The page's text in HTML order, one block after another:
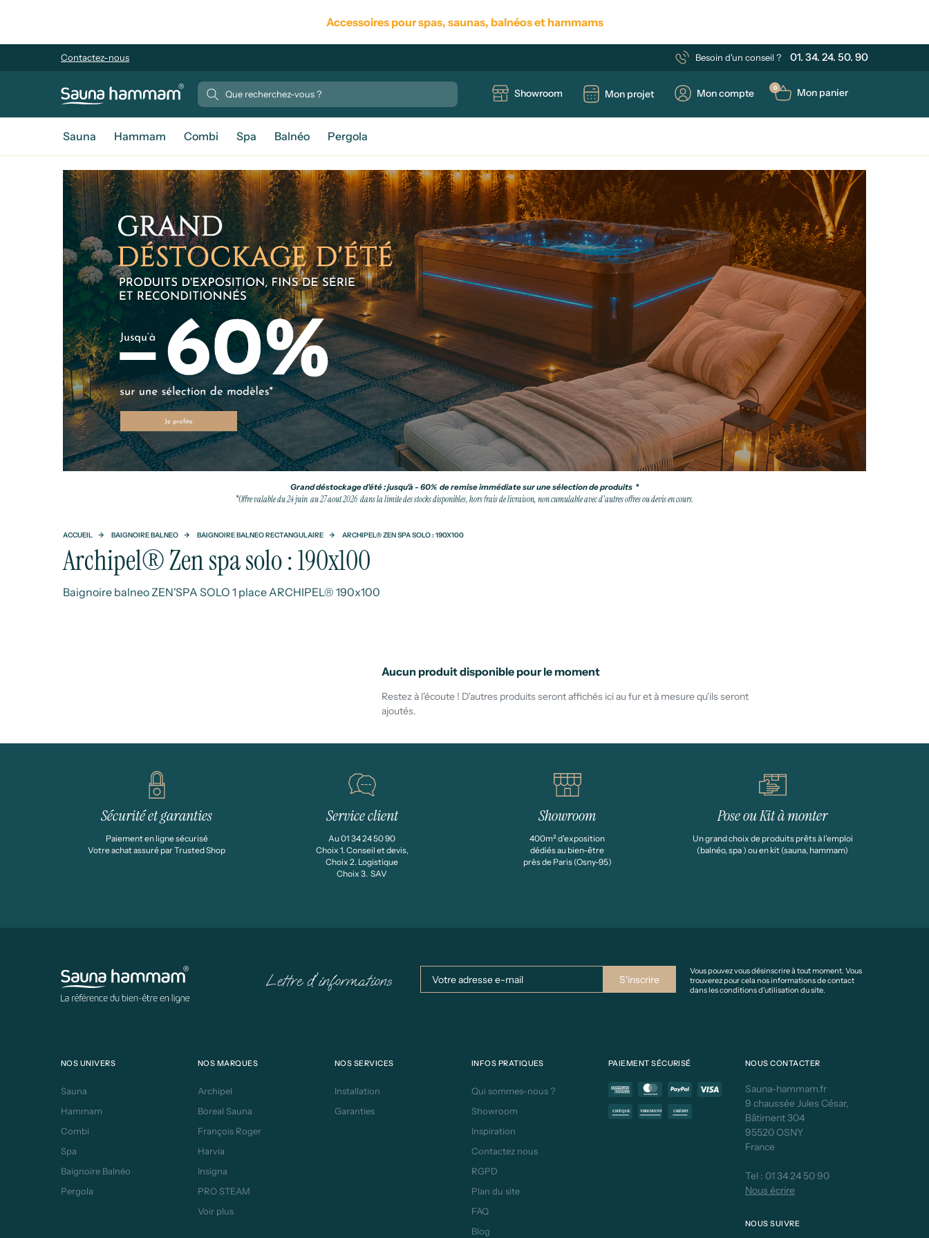
Accessoires pour spas, saunas, balnéos et hammams
Contactez-nous Besoin d'un conseil ? 01. 34. 24. 50. 90
Showroom Mon projet Mon compte Mon panier
0
Sauna Hammam Combi Spa Balnéo Pergola
Grand déstockage d'été : jusqu'à - 60% de remise immédiate sur une sélection de produits *
*Offre valable du 24 juin au 27 aout 2026 dans la limite des stocks disponibles, hors frais de livraison, non cumulable avec d'autres offres ou devis en cours.
ACCUEIL BAIGNOIRE BALNEO BAIGNOIRE BALNEO RECTANGULAIRE ARCHIPEL® ZEN SPA SOLO : 190X100
Archipel® Zen spa solo : 190x100
Baignoire balneo ZEN'SPA SOLO 1 place ARCHIPEL® 190x100
Aucun produit disponible pour le moment
Restez à l'écoute ! D'autres produits seront affichés ici au fur et à mesure qu'ils seront
ajoutés.
Sécurité et garanties
Paiement en ligne sécurisé
Votre achat assuré par Trusted Shop
Service client
Au 01 34 24 50 90
Choix 1. Conseil et devis,
Choix 2. Logistique
Choix 3. SAV
Showroom
400m² d'exposition
dédiés au bien-être
près de Paris (Osny-95)
Pose ou Kit à monter
Un grand choix de produits prêts à l’emploi
(balnéo, spa ) ou en kit (sauna, hammam)
Lettre d'informations
Vous pouvez vous désinscrire à tout moment. Vous
trouverez pour cela nos informations de contact
dans les conditions d'utilisation du site.
NOS UNIVERS
Sauna
Hammam
Combi
Spa
Baignoire Balnéo
Pergola
NOS MARQUES
Archipel
Boreal Sauna
François Roger
Harvia
Insigna
PRO STEAM
Voir plus
NOS SERVICES
Installation
Garanties
INFOS PRATIQUES
Qui sommes-nous ?
Showroom
Inspiration
Contactez nous
RGPD
Plan du site
FAQ
Blog
PAIEMENT SÉCURISÉ NOUS CONTACTER
Sauna-hammam.fr
9 chaussée Jules César,
Bâtiment 304
95520 OSNY
France
Tel : 01 34 24 50 90
Nous écrire
NOUS SUIVRE